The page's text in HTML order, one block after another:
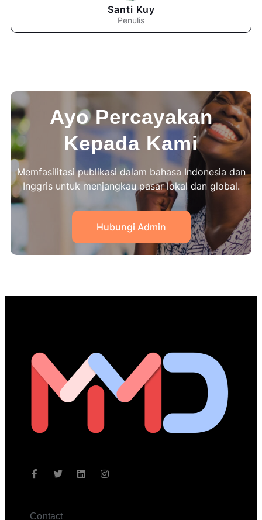
Santi Kuy
Penulis
Ayo Percayakan
Kepada Kami
Memfasilitasi publikasi dalam bahasa Indonesia dan
Inggris untuk menjangkau pasar lokal dan global.
Hubungi Admin
Contact